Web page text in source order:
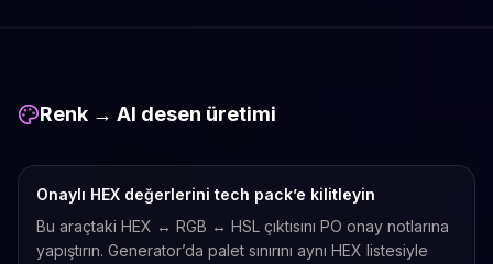
Renk → AI desen üretimi
Onaylı HEX değerlerini tech pack’e kilitleyin
Bu araçtaki HEX ↔ RGB ↔ HSL çıktısını PO onay notlarına
yapıştırın. Generator’da palet sınırını aynı HEX listesiyle